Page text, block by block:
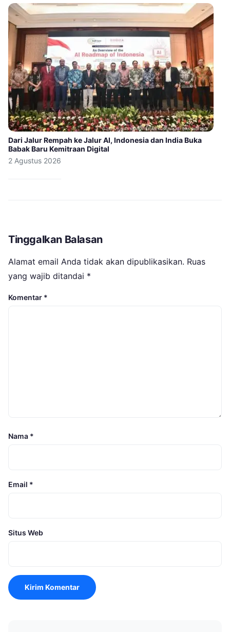
Dari Jalur Rempah ke Jalur AI, Indonesia dan India Buka
Babak Baru Kemitraan Digital
2 Agustus 2026
Tinggalkan Balasan
Alamat email Anda tidak akan dipublikasikan. Ruas
yang wajib ditandai *
Komentar *
Nama *
Email *
Situs Web